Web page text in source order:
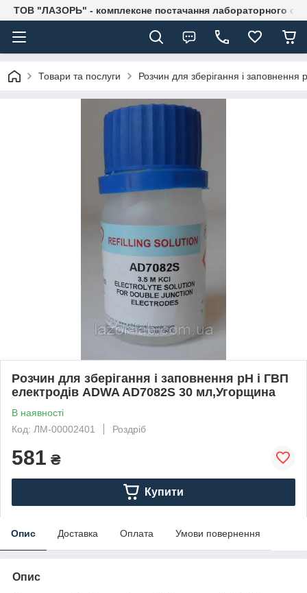
ТОВ "ЛАЗОРЬ" - комплексне постачання лабораторного
Товари та послуги Розчин для зберігання і
Розчин для зберігання і заповнення рН і ГВП
електродів ADWA AD7082S 30 мл,Угорщина
В наявності
Код: ЛМ-00002401
Роздріб
581 ₴
Купити
Опис Доставка Оплата Умови повернення
Опис